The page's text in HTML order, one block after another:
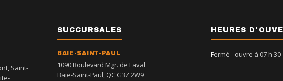
Saint-
SUCCURSALES
BAIE-SAINT-PAUL
1090 Boulevard Mgr. de Laval
Baie-Saint-Paul, QC G3Z 2W9
HEURES
Fermé - ouvre à 07 h 30